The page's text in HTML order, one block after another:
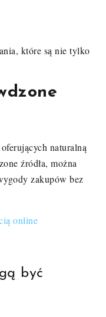
które są nie tylko
naturalną
źródła, można
zakupów bez
online
być